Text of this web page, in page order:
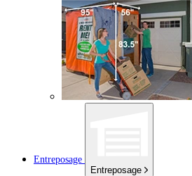
Entreposage
Entreposage